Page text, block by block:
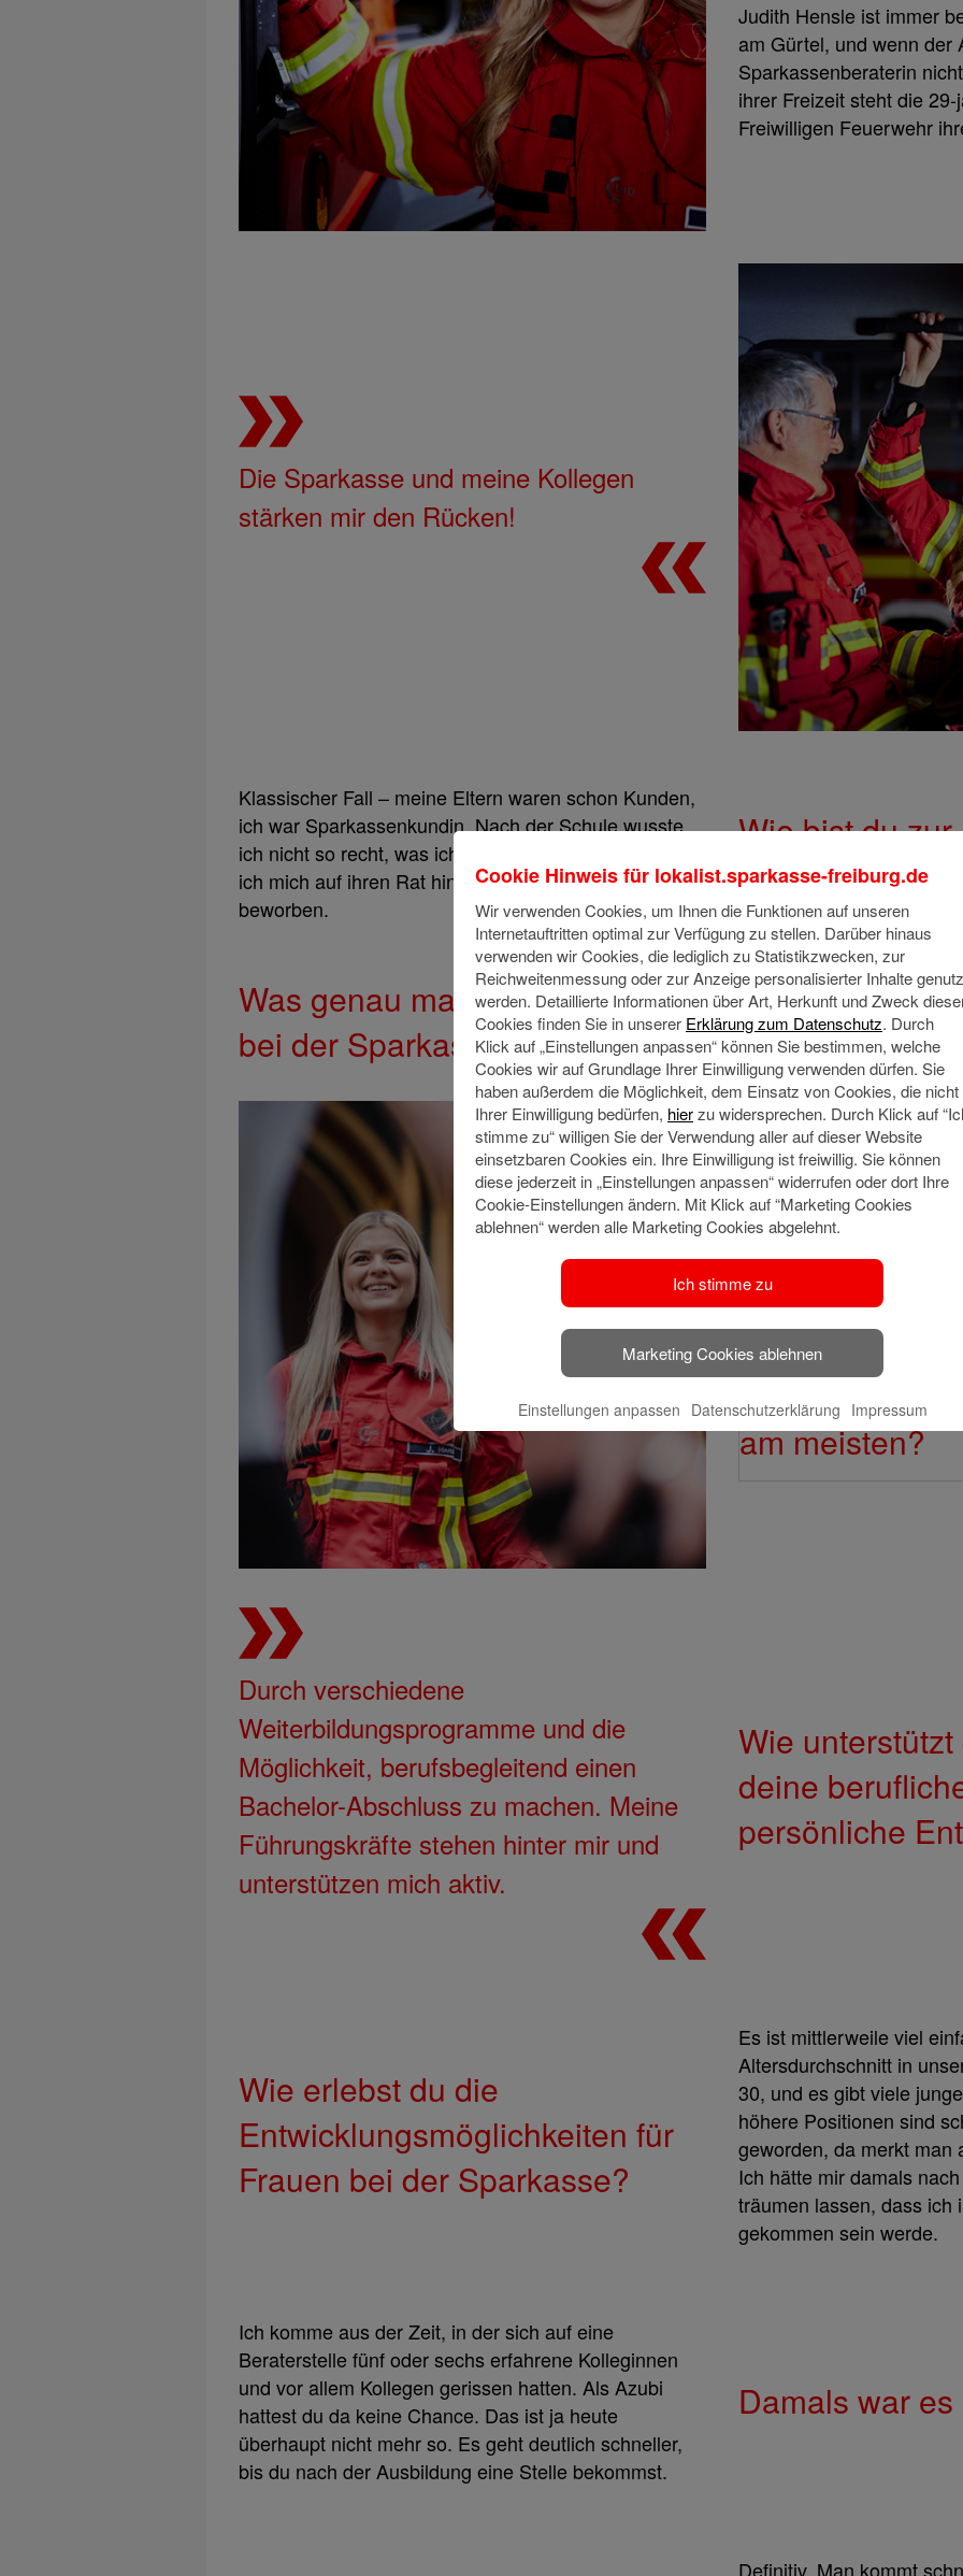
Judith Hensle ist immer
am Gürtel, und wenn der
Sparkassenberaterin
ihrer Freizeit steht die
Freiwilligen Feuerwehr
Die Sparkasse und meine Kollegen
stärken mir den Rücken!
Klassischer Fall – meine Eltern waren schon Kunden,
ich war Sparkassenkundin. Nach der Schule wusste
ich nicht so recht, was ich machen sollte. Also habe
ich mich auf ihren Rat hin bei der Sparkasse
beworben.
Wie bist du
gekommen?
Was genau machst du
bei der Sparkasse?
Als
Beratung und Betreuung
Welche
der Sparkasse
Welche
bei der
am meisten?
Durch verschiedene
Weiterbildungsprogramme und die
Möglichkeit, berufsbegleitend einen
Bachelor-Abschluss zu machen. Meine
Führungskräfte stehen hinter mir und
unterstützen mich aktiv.
Wie
deine
persönliche
Wie erlebst du die
Entwicklungsmöglichkeiten für
Frauen bei der Sparkasse?
Es ist mittlerweile viel
Altersdurchschnitt in
30, und es gibt viele
höhere Positionen sind
geworden, da merkt man
Ich hätte mir damals
träumen lassen, dass ich
gekommen sein werde.
Ich komme aus der Zeit, in der sich auf eine
Beraterstelle fünf oder sechs erfahrene Kolleginnen
und vor allem Kollegen gerissen hatten. Als Azubi
hattest du da keine Chance. Das ist ja heute
überhaupt nicht mehr so. Es geht deutlich schneller,
bis du nach der Ausbildung eine Stelle bekommst.
Damals war
Definitiv. Man kommt
Cookie Hinweis für lokalist.sparkasse-freiburg.de
Wir verwenden Cookies, um Ihnen die Funktionen auf unseren
Internetauftritten optimal zur Verfügung zu stellen. Darüber hinaus
verwenden wir Cookies, die lediglich zu Statistikzwecken, zur
Reichweitenmessung oder zur Anzeige personalisierter Inhalte
werden. Detaillierte Informationen über Art, Herkunft und Zweck
Cookies finden Sie in unserer Erklärung zum Datenschutz. Durch
Klick auf „Einstellungen anpassen“ können Sie bestimmen, welche
Cookies wir auf Grundlage Ihrer Einwilligung verwenden dürfen. Sie
haben außerdem die Möglichkeit, dem Einsatz von Cookies, die nicht
Ihrer Einwilligung bedürfen, hierzu widersprechen. Durch Klick auf
stimme zu“ willigen Sie der Verwendung aller auf dieser Website
einsetzbaren Cookies ein. Ihre Einwilligung ist freiwillig. Sie können
diese jederzeit in „Einstellungen anpassen“ widerrufen oder dort Ihre
Cookie-Einstellungen ändern. Mit Klick auf “Marketing Cookies
ablehnen“ werden alle Marketing Cookies abgelehnt.
Ich stimme zu
Marketing Cookies ablehnen
Einstellungen anpassen Datenschutzerklärung Impressum